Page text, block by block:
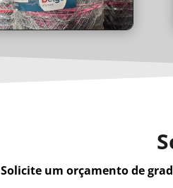
Solicite um orçamento de